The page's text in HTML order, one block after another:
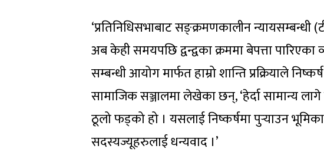
‘प्रतिनिधिसभाबाट सङ्क्रमणकालीन
अब केही समयपछि द्वन्द्वका क्रममा बेपत्ता
सम्बन्धी आयोग मार्फत हाम्रो शान्ति प्रक्रियाले
सामाजिक सञ्जालमा लेखेका छन्, ‘हेर्दा सामान्य
ठूलो फड्को हो । यसलाई निष्कर्षमा पुर्‍याउन
सदस्यज्यूहरुलाई धन्यवाद ।’